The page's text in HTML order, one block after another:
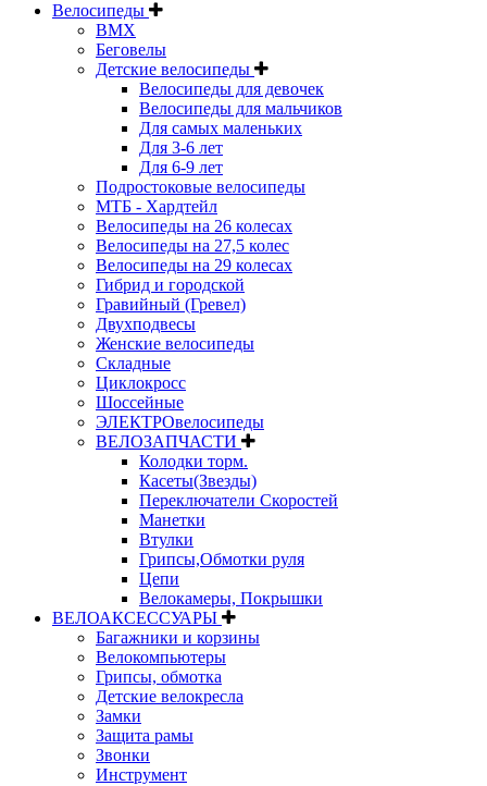
Велосипеды
BMX
Беговелы
Детские велосипеды
Велосипеды для девочек
Велосипеды для мальчиков
Для самых маленьких
Для 3-6 лет
Для 6-9 лет
Подростоковые велосипеды
МТБ - Хардтейл
Велосипеды на 26 колесах
Велосипеды на 27,5 колес
Велосипеды на 29 колесах
Гибрид и городской
Гравийный (Гревел)
Двухподвесы
Женские велосипеды
Складные
Циклокросс
Шоссейные
ЭЛЕКТРОвелосипеды
ВЕЛОЗАПЧАСТИ
Колодки торм.
Касеты(Звезды)
Переключатели Скоростей
Манетки
Втулки
Грипсы,Обмотки руля
Цепи
Велокамеры, Покрышки
ВЕЛОАКСЕССУАРЫ
Багажники и корзины
Велокомпьютеры
Грипсы, обмотка
Детские велокресла
Замки
Защита рамы
Звонки
Инструмент